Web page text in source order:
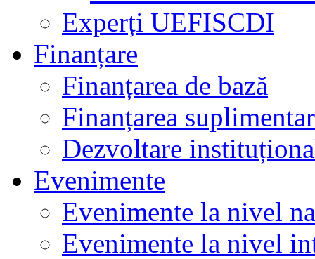
Experți UEFISCDI
Finanțare
Finanțarea de bază
Finanțarea
Dezvoltare
Evenimente
Evenimente la nivel
Evenimente la nivel